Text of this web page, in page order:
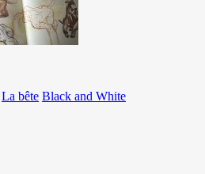
La bête Black and White